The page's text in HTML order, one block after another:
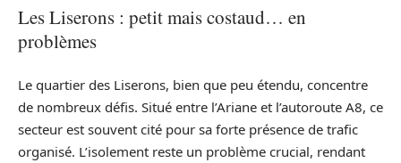
Les Liserons : petit mais costaud… en
problèmes
Le quartier des Liserons, bien que peu étendu, concentre
de nombreux défis. Situé entre l’Ariane et l’autoroute A8, ce
secteur est souvent cité pour sa forte présence de trafic
organisé. L’isolement reste un problème crucial, rendant